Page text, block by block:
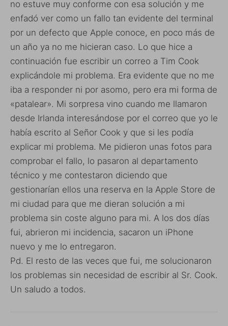
no estuve muy conforme con esa solución y me
enfadó ver como un fallo tan evidente del terminal
por un defecto que Apple conoce, en poco más de
un año ya no me hicieran caso. Lo que hice a
continuación fue escribir un correo a Tim Cook
explicándole mi problema. Era evidente que no me
iba a responder ni por asomo, pero era mi forma de
«patalear». Mi sorpresa vino cuando me llamaron
desde Irlanda interesándose por el correo que yo le
había escrito al Señor Cook y que si les podía
explicar mi problema. Me pidieron unas fotos para
comprobar el fallo, lo pasaron al departamento
técnico y me contestaron diciendo que
gestionarían ellos una reserva en la Apple Store de
mi ciudad para que me dieran solución a mi
problema sin coste alguno para mi. A los dos días
fui, abrieron mi incidencia, sacaron un iPhone
nuevo y me lo entregaron.
Pd. El resto de las veces que fui, me solucionaron
los problemas sin necesidad de escribir al Sr. Cook.
Un saludo a todos.